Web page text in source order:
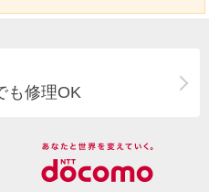
も修理OK